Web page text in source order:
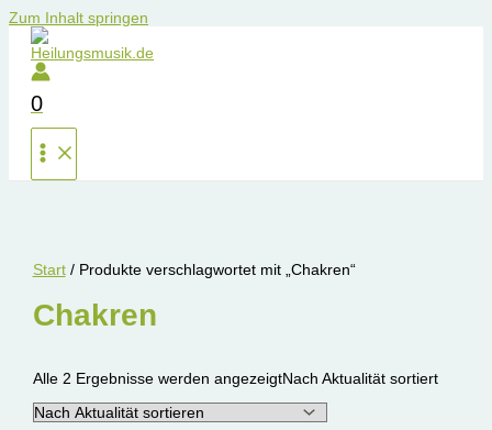
Zum Inhalt springen
0
Start/ Produkte verschlagwortet mit „Chakren“
Chakren
Alle 2 Ergebnisse werden angezeigtNach Aktualität sortiert